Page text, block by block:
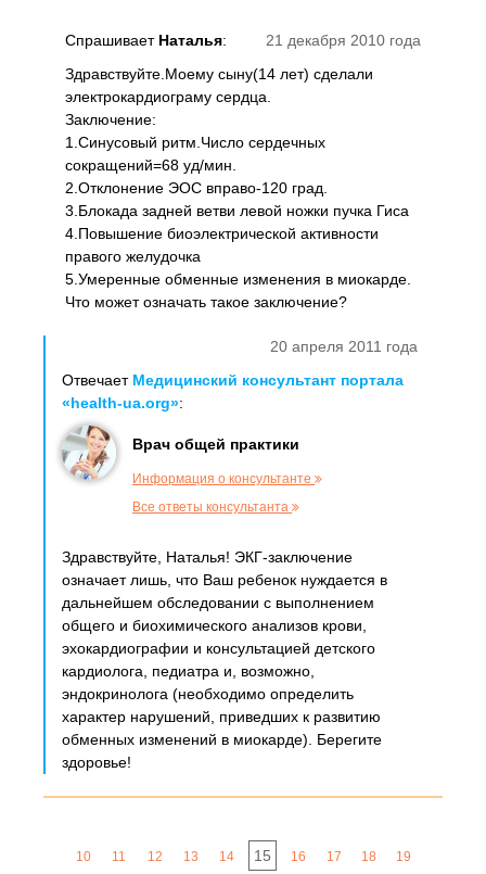
21 декабря 2010 года
Спрашивает Наталья:
Здравствуйте.Моему сыну(14 лет) сделали
электрокардиограму сердца.
Заключение:
1.Синусовый ритм.Число сердечных
сокращений=68 уд/мин.
2.Отклонение ЭОС вправо-120 град.
3.Блокада задней ветви левой ножки пучка Гиса
4.Повышение биоэлектрической активности
правого желудочка
5.Умеренные обменные изменения в миокарде.
Что может означать такое заключение?
20 апреля 2011 года
Отвечает Медицинский консультант портала
«health-ua.org»:
Врач общей практики
Информация о консультанте
Все ответы консультанта
Здравствуйте, Наталья! ЭКГ-заключение
означает лишь, что Ваш ребенок нуждается в
дальнейшем обследовании с выполнением
общего и биохимического анализов крови,
эхокардиографии и консультацией детского
кардиолога, педиатра и, возможно,
эндокринолога (необходимо определить
характер нарушений, приведших к развитию
обменных изменений в миокарде). Берегите
здоровье!
10 11 12 13 14 15 16 17 18 19